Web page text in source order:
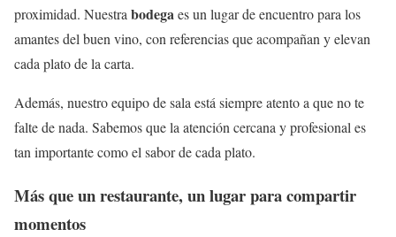
proximidad. Nuestrabodegaes un lugar de encuentro para los
amantes del buen vino, con referencias que acompañan y elevan
cada plato de la carta.
Además, nuestro equipo de sala está siempre atento a que no te
falte de nada. Sabemos que la atención cercana y profesional es
tan importante como el sabor de cada plato.
Más que un restaurante, un lugar para compartir
momentos